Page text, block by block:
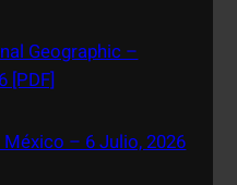
Geographic –
[PDF]
– 6 Julio, 2026